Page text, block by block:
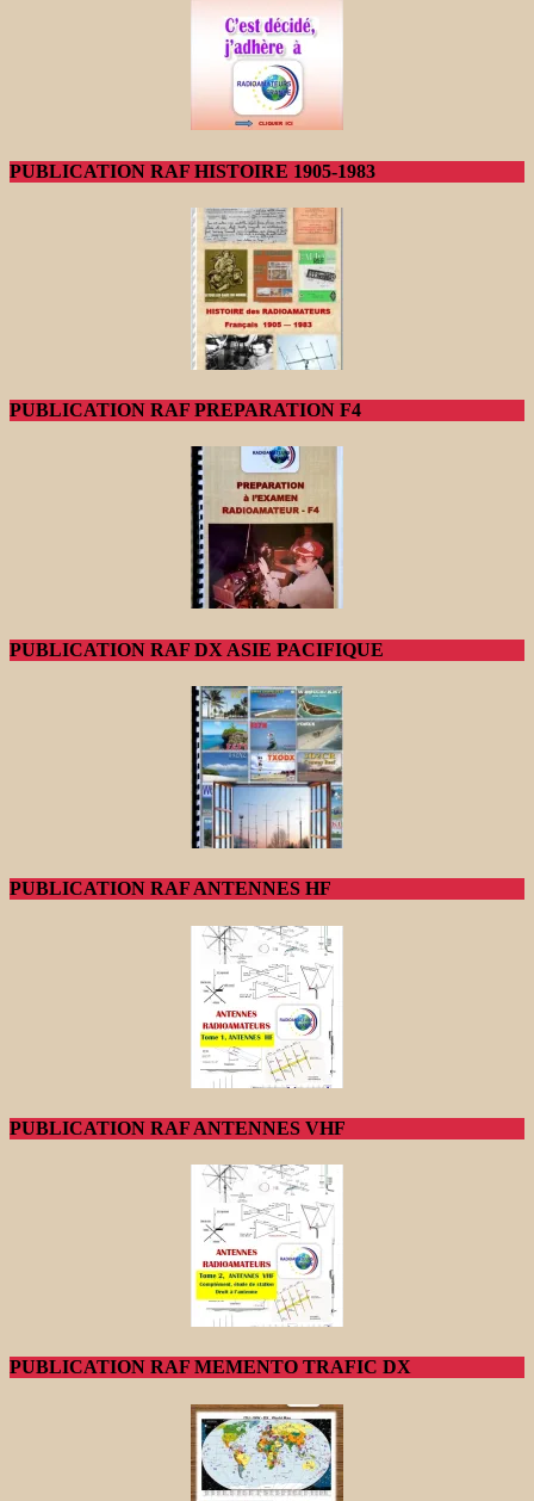
PUBLICATION RAF HISTOIRE 1905-1983
PUBLICATION RAF PREPARATION F4
PUBLICATION RAF DX ASIE PACIFIQUE
PUBLICATION RAF ANTENNES HF
PUBLICATION RAF ANTENNES VHF
PUBLICATION RAF MEMENTO TRAFIC DX